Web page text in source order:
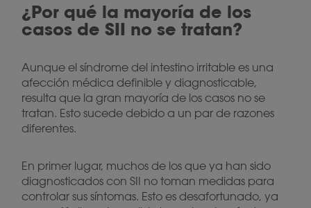
¿Por qué la mayoría de los
casos de SII no se tratan?
Aunque el síndrome del intestino irritable es una
afección médica definible y diagnosticable,
resulta que la gran mayoría de los casos no se
tratan. Esto sucede debido a un par de razones
diferentes.
En primer lugar, muchos de los que ya han sido
diagnosticados con SII no toman medidas para
controlar sus síntomas. Esto es desafortunado, ya